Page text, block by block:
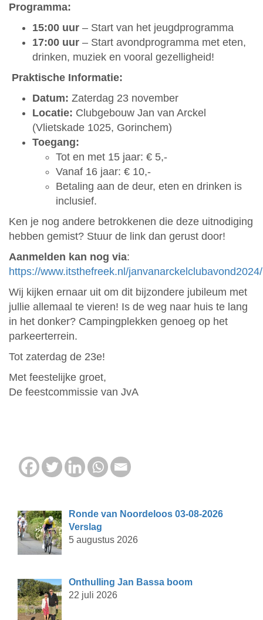
Programma:
15:00 uur – Start van het jeugdprogramma
17:00 uur – Start avondprogramma met eten,
drinken, muziek en vooral gezelligheid!
Praktische Informatie:
Datum: Zaterdag 23 november
Locatie: Clubgebouw Jan van Arckel
(Vlietskade 1025, Gorinchem)
Toegang:
Tot en met 15 jaar: € 5,-
Vanaf 16 jaar: € 10,-
Betaling aan de deur, eten en drinken is
inclusief.
Ken je nog andere betrokkenen die deze uitnodiging
hebben gemist? Stuur de link dan gerust door!
Aanmelden kan nog via:
https://www.itsthefreek.nl/janvanarckelclubavond2024/
Wij kijken ernaar uit om dit bijzondere jubileum met
jullie allemaal te vieren! Is de weg naar huis te lang
in het donker? Campingplekken genoeg op het
parkeerterrein.
Tot zaterdag de 23e!
Met feestelijke groet,
De feestcommissie van JvA
Ronde van Noordeloos 03-08-2026
Verslag
5 augustus 2026
Onthulling Jan Bassa boom
22 juli 2026